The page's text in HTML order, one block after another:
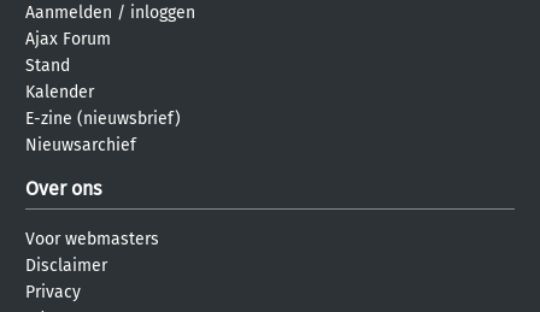
Aanmelden / inloggen
Ajax Forum
Stand
Kalender
E-zine (nieuwsbrief)
Nieuwsarchief
Over ons
Voor webmasters
Disclaimer
Privacy